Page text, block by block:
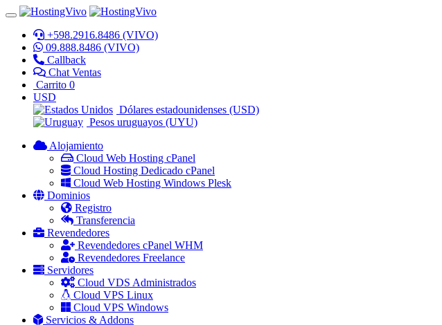
+598.2916.8486 (VIVO)
09.888.8486 (VIVO)
Callback
Chat Ventas
Carrito 0
USD
Dólares estadounidenses (USD)
Pesos uruguayos (UYU)
Alojamiento
Cloud Web Hosting cPanel
Cloud Hosting Dedicado cPanel
Cloud Web Hosting Windows Plesk
Dominios
Registro
Transferencia
Revendedores
Revendedores cPanel WHM
Revendedores Freelance
Servidores
Cloud VDS Administrados
Cloud VPS Linux
Cloud VPS Windows
Servicios & Addons